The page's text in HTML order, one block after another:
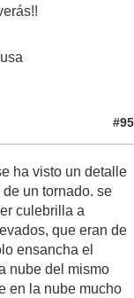
#95
ha visto un detalle
un tornado. se
culebrilla a
que eran de
ensancha el
nube del mismo
en la nube mucho